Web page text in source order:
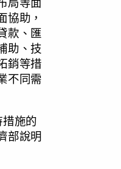
協助，
款、匯
助、技
銷等措
不同需
施的
部說明